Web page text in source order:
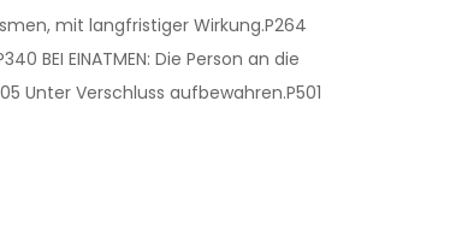
mit langfristiger Wirkung.P264
BEI EINATMEN: Die Person an die
Unter Verschluss aufbewahren.P501